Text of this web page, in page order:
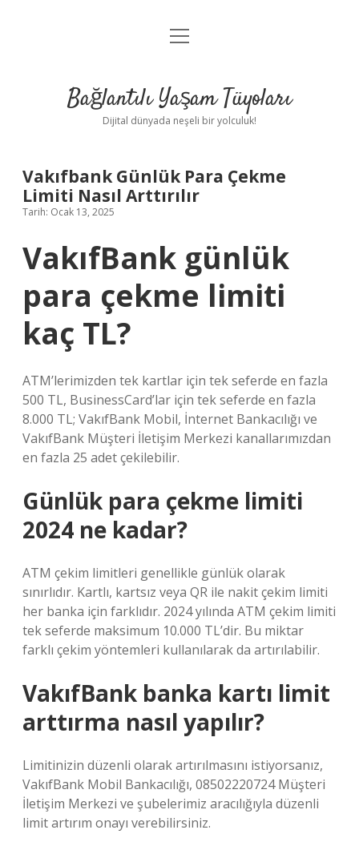
Anasayfa
Yasal Uyarı
menüyü
Bağlantılı Yaşam Tüyoları
Dijital dünyada neşeli bir yolculuk!
Vakıfbank Günlük Para Çekme
Limiti Nasıl Arttırılır
Tarih: Ocak 13, 2025
VakıfBank günlük
para çekme limiti
kaç TL?
ATM’lerimizden tek kartlar için tek seferde en fazla
500 TL, BusinessCard’lar için tek seferde en fazla
8.000 TL; VakıfBank Mobil, İnternet Bankacılığı ve
VakıfBank Müşteri İletişim Merkezi kanallarımızdan
en fazla 25 adet çekilebilir.
Günlük para çekme limiti
2024 ne kadar?
ATM çekim limitleri genellikle günlük olarak
sınırlıdır. Kartlı, kartsız veya QR ile nakit çekim limiti
her banka için farklıdır. 2024 yılında ATM çekim limiti
tek seferde maksimum 10.000 TL’dir. Bu miktar
farklı çekim yöntemleri kullanılarak da artırılabilir.
VakıfBank banka kartı limit
arttırma nasıl yapılır?
Limitinizin düzenli olarak artırılmasını istiyorsanız,
VakıfBank Mobil Bankacılığı, 08502220724 Müşteri
İletişim Merkezi ve şubelerimiz aracılığıyla düzenli
limit artırım onayı verebilirsiniz.